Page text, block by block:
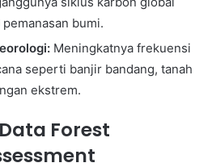
bumi.
Meningkatnya frekuensi
seperti banjir bandang, tanah
ekstrem.
Forest